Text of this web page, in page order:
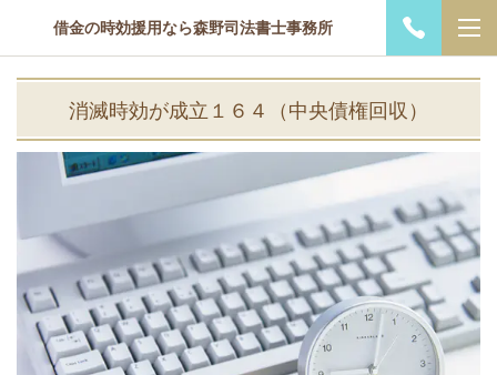
借金の時効援用なら森野司法書士事務所
消滅時効が成立１６４（中央債権回収）